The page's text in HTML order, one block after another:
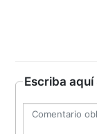
Escriba